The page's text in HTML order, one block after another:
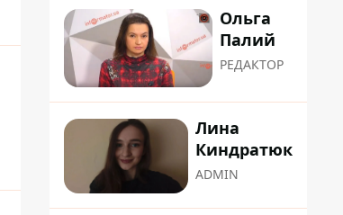
Ольга
Палий
РЕДАКТОР
Лина
Киндратюк
ADMIN